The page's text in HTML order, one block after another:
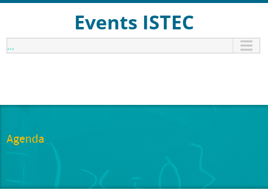
Events ISTEC
...
Agenda